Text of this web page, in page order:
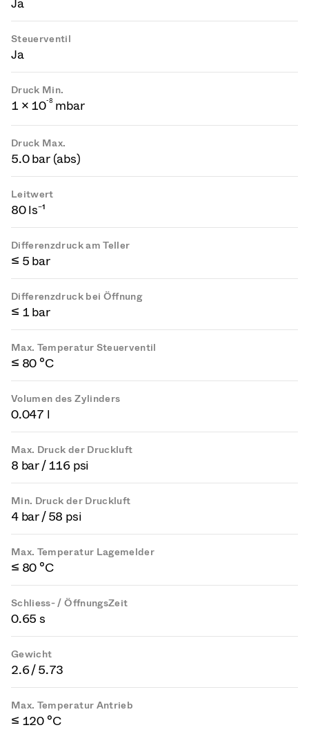
Ja
Steuerventil
Ja
Druck Min.
1 × 10-8 mbar
Druck Max.
5.0 bar (abs)
Leitwert
80 ls⁻¹
Differenzdruck am Teller
≤ 5 bar
Differenzdruck bei Öffnung
≤ 1 bar
Max. Temperatur Steuerventil
≤ 80 °C
Volumen des Zylinders
0.047 l
Max. Druck der Druckluft
8 bar / 116 psi
Min. Druck der Druckluft
4 bar / 58 psi
Max. Temperatur Lagemelder
≤ 80 °C
Schliess- / ÖffnungsZeit
0.65 s
Gewicht
2.6 / 5.73
Max. Temperatur Antrieb
≤ 120 °C